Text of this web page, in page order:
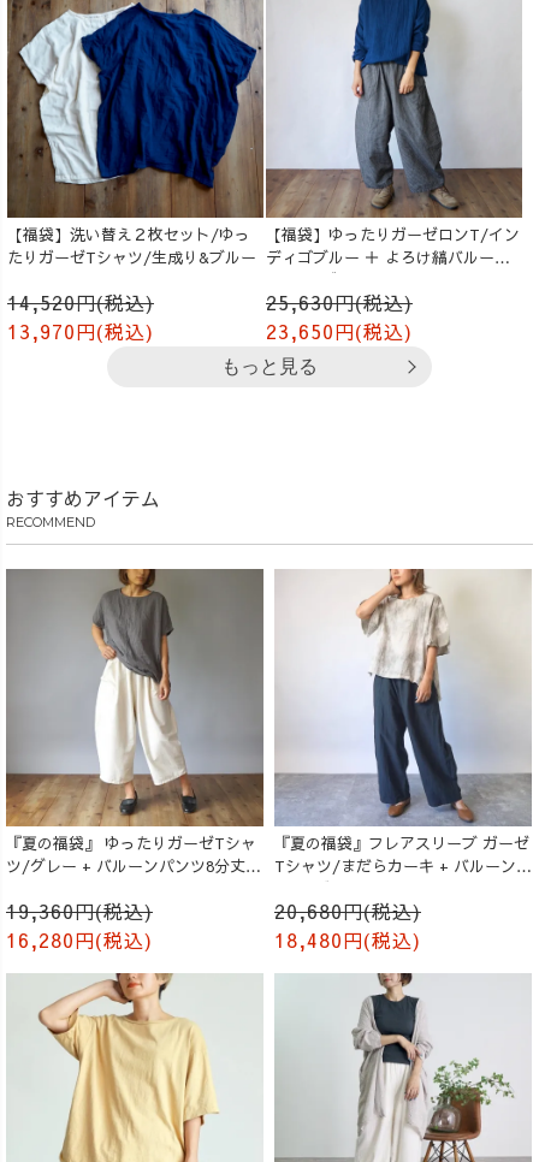
【福袋】洗い替え２枚セット/ゆっ
たりガーゼTシャツ/生成り&ブルー
14,520円(税込)
13,970円(税込)
【福袋】ゆったりガーゼロンT/イン
ディゴブルー ＋ よろけ縞バルーン
パンツ/グレー
25,630円(税込)
23,650円(税込)
もっと見る
おすすめアイテム
RECOMMEND
『夏の福袋』 ゆったりガーゼTシャ
ツ/グレー + バルーンパンツ8分丈/
19,360円(税込)
16,280円(税込)
『夏の福袋』フレアスリーブ ガーゼ
Tシャツ/まだらカーキ + バルーンパ
ンツ/ブラック
20,680円(税込)
18,480円(税込)